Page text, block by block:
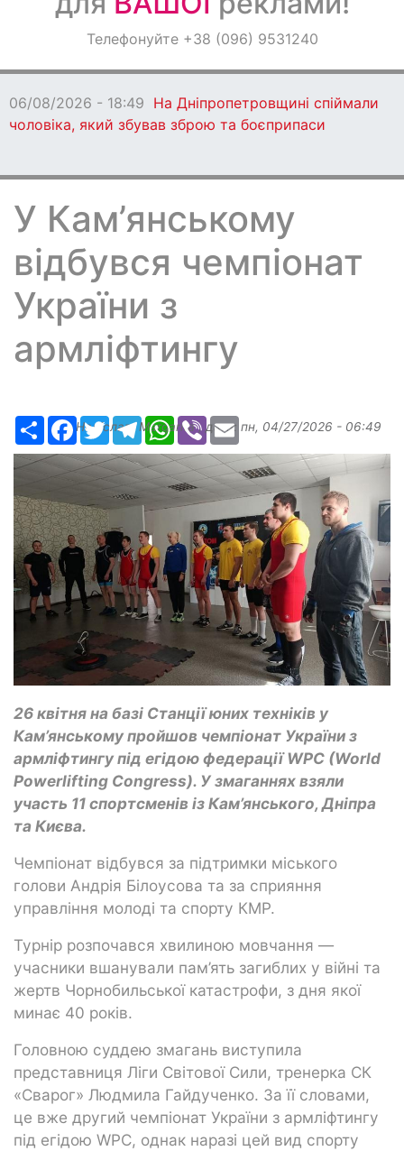
ОголошенняТелефонуйте +38 (096) 9531240
06/08/2026 - 18:49 На Дніпропетровщині спіймали
чоловіка, який збував зброю та боєприпаси
У Кам’янському
відбувся чемпіонат
України з
армліфтингу
РесурсFacebook
TwitterTelegramWhatsApp
ViberEmail
Надіслав:Margarita, дата: пн, 04/27/2026 - 06:49
26 квітня на базі Станції юних техніків у
Кам’янському пройшов чемпіонат України з
армліфтингу під егідою федерації WPC (World
Powerlifting Congress). У змаганнях взяли
участь 11 спортсменів із Кам’янського, Дніпра
та Києва.
Чемпіонат відбувся за підтримки міського
голови Андрія Білоусова та за сприяння
управління молоді та спорту КМР.
Турнір розпочався хвилиною мовчання —
учасники вшанували пам’ять загиблих у війні та
жертв Чорнобильської катастрофи, з дня якої
минає 40 років.
Головною суддею змагань виступила
представниця Ліги Світової Сили, тренерка СК
«Сварог» Людмила Гайдученко. За її словами,
це вже другий чемпіонат України з армліфтингу
під егідою WPC, однак наразі цей вид спорту